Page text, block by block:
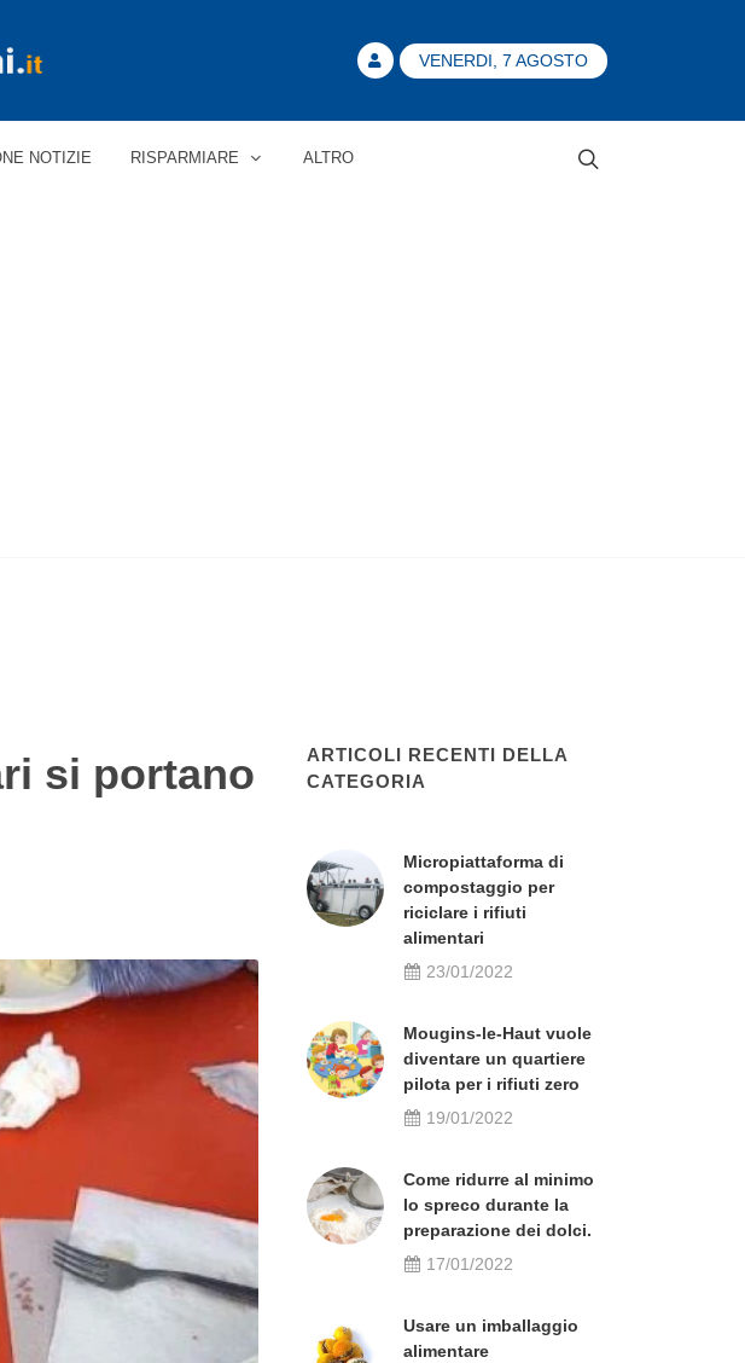
VENERDI, 7 AGOSTO
NOTIZIE RISPARMIARE ALTRO
si portano
ARTICOLI RECENTI DELLA
CATEGORIA
Micropiattaforma di
compostaggio per
riciclare i rifiuti
alimentari
23/01/2022
Mougins-le-Haut vuole
diventare un quartiere
pilota per i rifiuti zero
19/01/2022
Come ridurre al minimo
lo spreco durante la
preparazione dei dolci.
17/01/2022
Usare un imballaggio
alimentare